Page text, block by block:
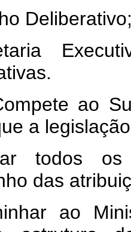
ao
a
todos
das
ao